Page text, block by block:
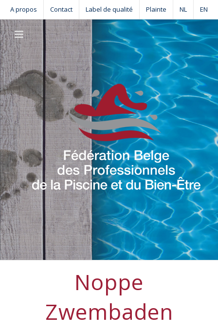
content
A propos Contact Label de qualité Plainte NL EN
Noppe
Zwembaden